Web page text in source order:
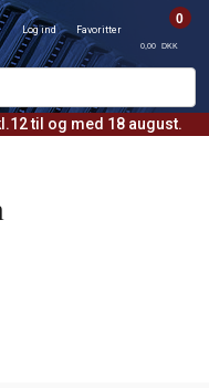
til og med 18 august.
Log ind Favoritter
0
0,00 DKK